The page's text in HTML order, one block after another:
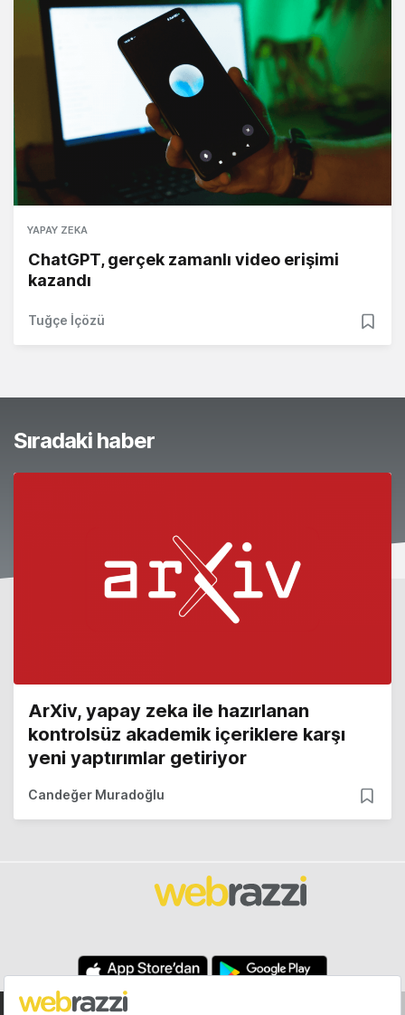
YAPAY ZEKA
ChatGPT, gerçek zamanlı video erişimi
kazandı
Tuğçe İçözü
Sıradaki haber
ArXiv, yapay zeka ile hazırlanan
kontrolsüz akademik içeriklere karşı
yeni yaptırımlar getiriyor
Candeğer Muradoğlu